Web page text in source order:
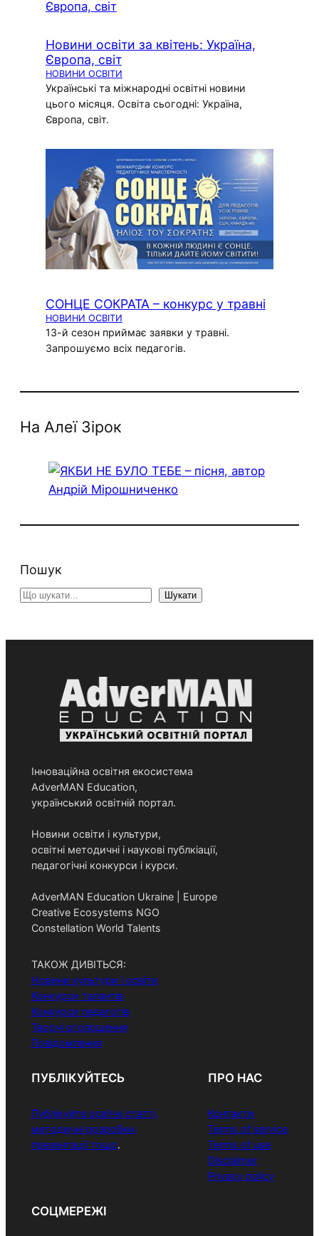
Новини освіти за квітень: Україна,
Європа, світ
НОВИНИ ОСВІТИ
Українські та міжнародні освітні новини
цього місяця. Освіта сьогодні: Україна,
Європа, світ.
СОНЦЕ СОКРАТА – конкурс у травні
НОВИНИ ОСВІТИ
13-й сезон приймає заявки у травні.
Запрошуємо всіх педагогів.
На Алеї Зірок
Пошук
Search Шукати
Інноваційна освітня екосистема
AdverMAN Education,
український освітній портал.
Новини освіти і культури,
освітні методичні і наукові публкіації,
педагогічні конкурси і курси.
AdverMAN Education Ukraine | Europe
Creative Ecosystems NGO
Constellation World Talents
ТАКОЖ ДИВІТЬСЯ:
Новини культури і освіти
Конкурси талантів
Конкурси педагогів
Творчі оголошення
Повідомлення
ПУБЛІКУЙТЕСЬ
Публікуйте освітні статті,
методичні розробки,
презентації тощо.
ПРО НАС
Контакти
Terms of service
Terms of use
Disclaimer
Privacy policy
СОЦМЕРЕЖІ